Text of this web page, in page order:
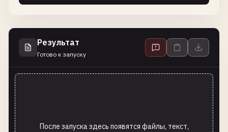
Результат
Готово к запуску
После запуска здесь появятся файлы, текст,